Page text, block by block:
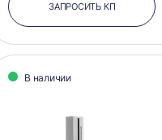
ЗАПРОСИТЬ КП
В наличии